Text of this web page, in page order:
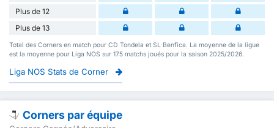
Plus de 12
Plus de 13
Total des Corners en match pour CD Tondela et SL Benfica. La moyenne de la ligue
est la moyenne pour Liga NOS sur 175 matchs joués pour la saison 2025/2026.
Liga NOS Stats de Corner
Corners par équipe